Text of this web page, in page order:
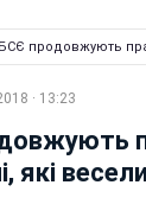
продовжують
· 13:23
які